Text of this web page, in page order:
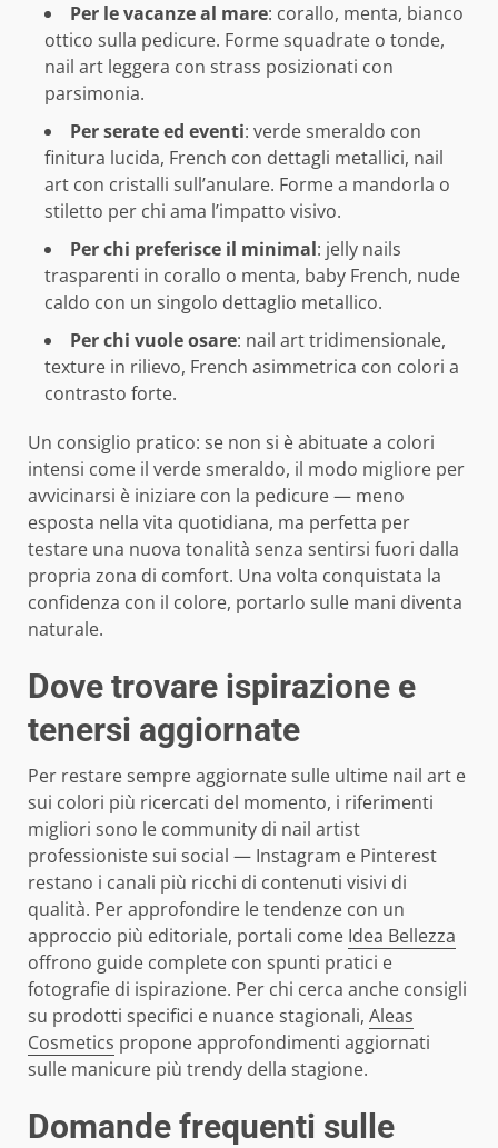
Per le vacanze al mare: corallo, menta, bianco
ottico sulla pedicure. Forme squadrate o tonde,
nail art leggera con strass posizionati con
parsimonia.
Per serate ed eventi: verde smeraldo con
finitura lucida, French con dettagli metallici, nail
art con cristalli sull’anulare. Forme a mandorla o
stiletto per chi ama l’impatto visivo.
Per chi preferisce il minimal: jelly nails
trasparenti in corallo o menta, baby French, nude
caldo con un singolo dettaglio metallico.
Per chi vuole osare: nail art tridimensionale,
texture in rilievo, French asimmetrica con colori a
contrasto forte.
Un consiglio pratico: se non si è abituate a colori
intensi come il verde smeraldo, il modo migliore per
avvicinarsi è iniziare con la pedicure — meno
esposta nella vita quotidiana, ma perfetta per
testare una nuova tonalità senza sentirsi fuori dalla
propria zona di comfort. Una volta conquistata la
confidenza con il colore, portarlo sulle mani diventa
naturale.
Dove trovare ispirazione e
tenersi aggiornate
Per restare sempre aggiornate sulle ultime nail art e
sui colori più ricercati del momento, i riferimenti
migliori sono le community di nail artist
professioniste sui social — Instagram e Pinterest
restano i canali più ricchi di contenuti visivi di
qualità. Per approfondire le tendenze con un
approccio più editoriale, portali come Idea Bellezza
offrono guide complete con spunti pratici e
fotografie di ispirazione. Per chi cerca anche consigli
su prodotti specifici e nuance stagionali, Aleas
Cosmetics propone approfondimenti aggiornati
sulle manicure più trendy della stagione.
Domande frequenti sulle